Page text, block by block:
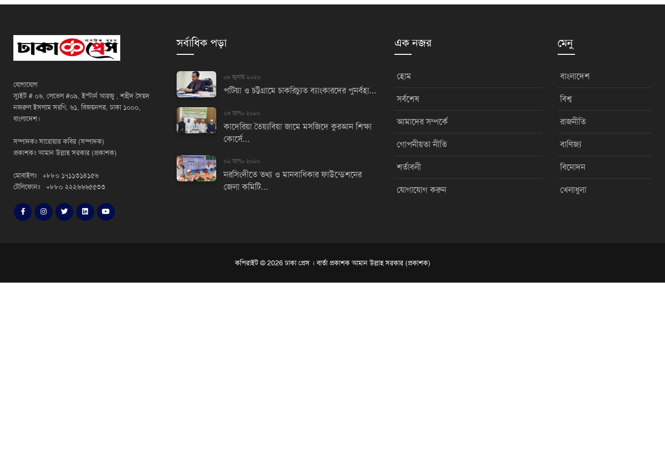
যোগাযোগ
স্যুইট # ০৬, লেভেল #০৯, ইস্টার্ন আরজু , শহীদ সৈয়দ
নজরুল ইসলাম সরণি, ৬১, বিজয়নগর, ঢাকা ১০০০,
বাংলাদেশ।
সম্পাদকঃ সারোয়ার কবির (সম্পাদক)
প্রকাশকঃ আমান উল্লাহ সরকার (প্রকাশক)
মোবাইলঃ +৮৮০ ১৭১১৩১৪১৫৬
টেলিফোনঃ +৮৮০ ২২২৬৬৬৫৫৩৩
সর্বাধিক পড়া
০৮ জুলাই ২০২৬
পটিয়া ও চট্টগ্রামে চাকরিচ্যুত ব্যাংকারদের পুনর্বহা...
০৩ আগu ২০২৬
কাদেরিয়া তৈয়্যবিয়া জামে মসজিদে কুরআন শিক্ষা
কোর্সে...
০২ আগu ২০২৬
নরসিংদীতে তথ্য ও মানবাধিকার ফাউন্ডেশনের
জেলা কমিটি...
এক নজর
হোম
সর্বশেষ
আমাদের সম্পর্কে
গোপনীয়তা নীতি
শর্তাবলী
যোগাযোগ করুন
মেনু
বাংলাদেশ
বিশ্ব
রাজনীতি
বাণিজ্য
বিনোদন
খেলাধুলা
কপিরাইট © 2026 ঢাকা প্রেস । বার্তা প্রকাশক আমান উল্লাহ সরকার (প্রকাশক)